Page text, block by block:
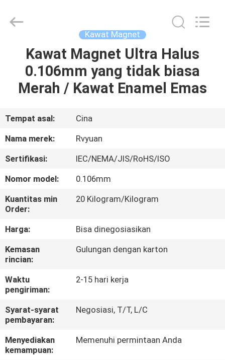
RUMAH
PRODUK
VIDEO
KITA
WISATA
PABRIK
KONTROL
KUALITAS
HUBUNGI
KAMI
BERITA
Material
Co,.Ltd.
Kawat Magnet
Kawat Magnet Ultra Halus
0.106mm yang tidak biasa
Merah / Kawat Enamel Emas
Tempat asal:
Cina
Nama merek:
Rvyuan
Sertifikasi:
IEC/NEMA/JIS/RoHS/ISO
Nomor model:
0.106mm
Kuantitas min
Order:
20 Kilogram/Kilogram
Harga:
Bisa dinegosiasikan
Kemasan
rincian:
Gulungan dengan karton
Waktu
pengiriman:
2-15 hari kerja
Syarat-syarat
pembayaran:
Negosiasi, T/T, L/C
Menyediakan
kemampuan:
Memenuhi permintaan Anda